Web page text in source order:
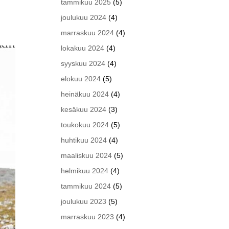
tammikuu 2025 (5)
joulukuu 2024 (4)
marraskuu 2024 (4)
lokakuu 2024 (4)
syyskuu 2024 (4)
elokuu 2024 (5)
heinäkuu 2024 (4)
kesäkuu 2024 (3)
toukokuu 2024 (5)
huhtikuu 2024 (4)
maaliskuu 2024 (5)
helmikuu 2024 (4)
tammikuu 2024 (5)
joulukuu 2023 (5)
marraskuu 2023 (4)